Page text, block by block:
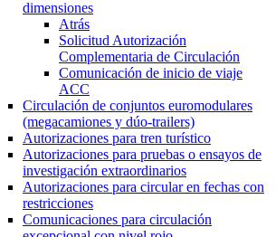
dimensiones
Atrás
Solicitud Autorización
Complementaria de Circulación
Comunicación de inicio de viaje
ACC
Circulación de conjuntos euromodulares
(megacamiones y dúo-trailers)
Autorizaciones para tren turístico
Autorizaciones para pruebas o ensayos de
investigación extraordinarios
Autorizaciones para circular en fechas con
restricciones
Comunicaciones para circulación